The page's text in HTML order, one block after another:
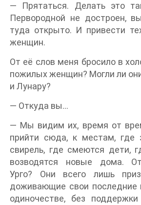
— Прятаться. Делать это
Первородной не достроен,
туда открыто. И привести
женщин.
От её слов меня бросило в
пожилых женщин? Могли ли
и Лунару?
— Откуда вы…
— Мы видим их, время от
прийти сюда, к местам, где
свирель, где смеются дети,
возводятся новые дома.
Урго? Они всего лишь
доживающие свои последние
одиночестве, без